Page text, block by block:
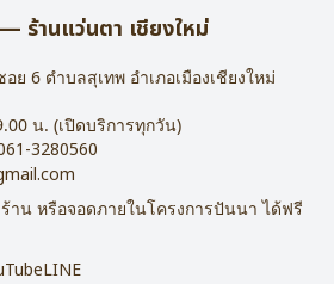
ร้านแว่นตา เชียงใหม่
อย 6 ตำบลสุเทพ อำเภอเมืองเชียงใหม่
น. (เปิดบริการทุกวัน)
3280560
าน หรือจอดภายในโครงการปันนา ได้ฟรี
LINE